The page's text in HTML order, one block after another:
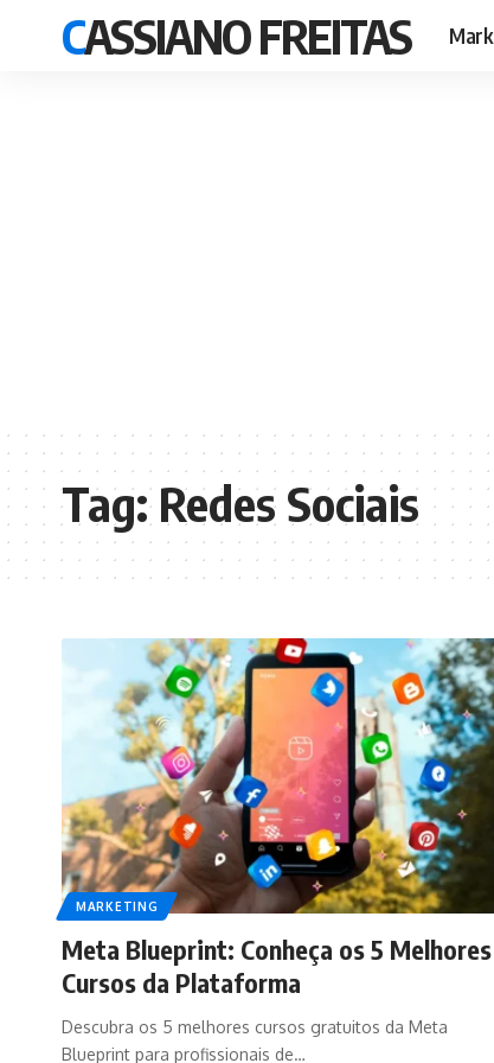
CASSIANO FREITAS
Tag:Redes Sociais
MARKETING
Meta Blueprint: Conheça os 5 Melhores
Cursos da Plataforma
Descubra os 5 melhores cursos gratuitos da Meta
Blueprint para profissionais de…